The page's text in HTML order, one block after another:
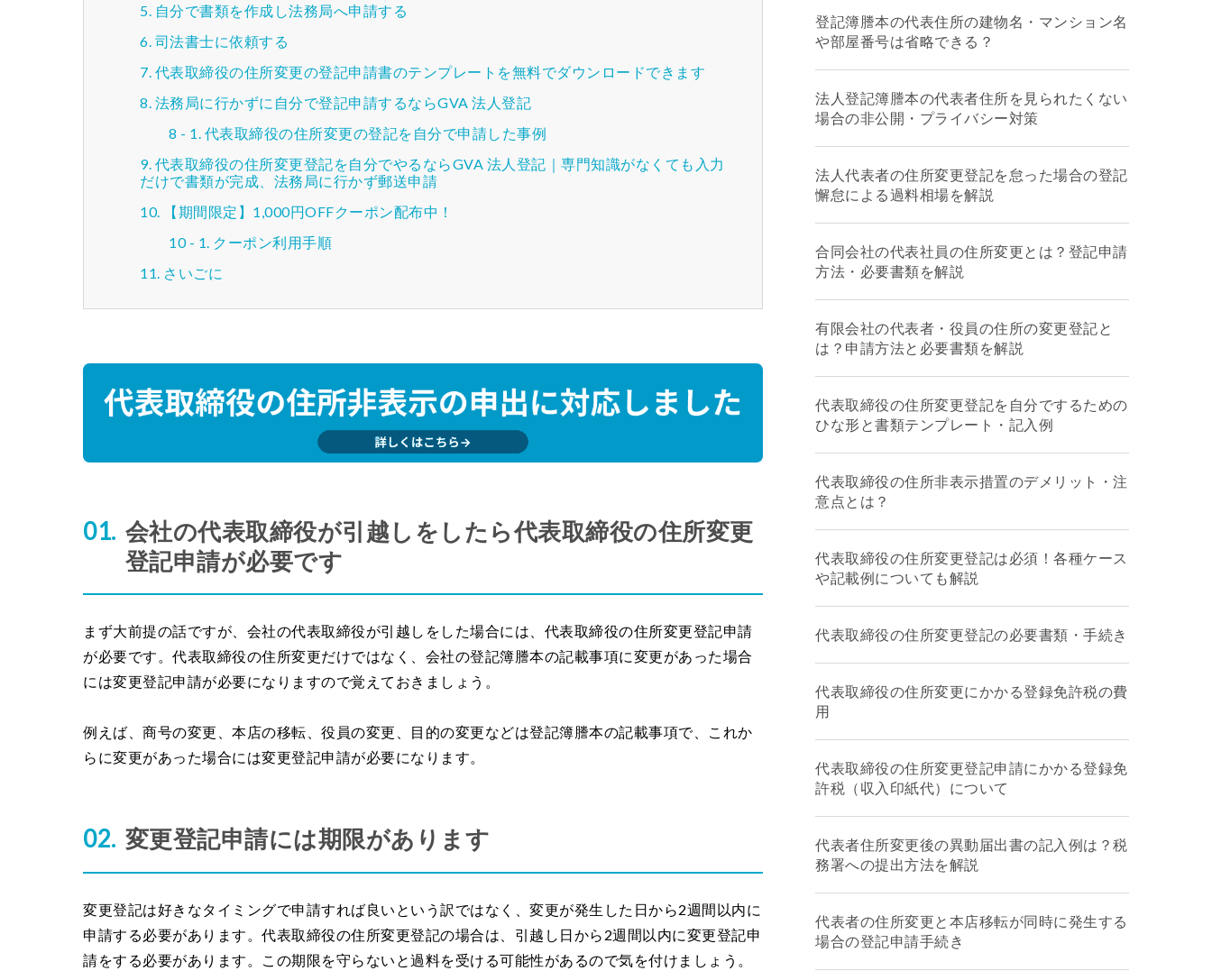
自分で書類を作成し法務局へ申請する
司法書士に依頼する
代表取締役の住所変更の登記申請書のテンプレートを無料でダウンロードできます
法務局に行かずに自分で登記申請するならGVA 法人登記
代表取締役の住所変更の登記を自分で申請した事例
代表取締役の住所変更登記を自分でやるならGVA 法人登記｜専門知識がなくても入力
だけで書類が完成、法務局に行かず郵送申請
【期間限定】1,000円OFFクーポン配布中！
クーポン利用手順
さいごに
会社の代表取締役が引越しをしたら代表取締役の住所変更
登記申請が必要です
まず大前提の話ですが、会社の代表取締役が引越しをした場合には、代表取締役の住所変更登記申請
が必要です。代表取締役の住所変更だけではなく、会社の登記簿謄本の記載事項に変更があった場合
には変更登記申請が必要になりますので覚えておきましょう。
例えば、商号の変更、本店の移転、役員の変更、目的の変更などは登記簿謄本の記載事項で、これか
らに変更があった場合には変更登記申請が必要になります。
変更登記申請には期限があります
変更登記は好きなタイミングで申請すれば良いという訳ではなく、変更が発生した日から2週間以内に
申請する必要があります。代表取締役の住所変更登記の場合は、引越し日から2週間以内に変更登記申
請をする必要があります。この期限を守らないと過料を受ける可能性があるので気を付けましょう。
登記簿謄本の代表住所の建物名・マンション名
や部屋番号は省略できる？
法人登記簿謄本の代表者住所を見られたくない
場合の非公開・プライバシー対策
法人代表者の住所変更登記を怠った場合の登記
懈怠による過料相場を解説
合同会社の代表社員の住所変更とは？登記申請
方法・必要書類を解説
有限会社の代表者・役員の住所の変更登記と
は？申請方法と必要書類を解説
代表取締役の住所変更登記を自分でするための
ひな形と書類テンプレート・記入例
代表取締役の住所非表示措置のデメリット・注
意点とは？
代表取締役の住所変更登記は必須！各種ケース
や記載例についても解説
代表取締役の住所変更登記の必要書類・手続き
代表取締役の住所変更にかかる登録免許税の費
用
代表取締役の住所変更登記申請にかかる登録免
許税（収入印紙代）について
代表者住所変更後の異動届出書の記入例は？税
務署への提出方法を解説
代表者の住所変更と本店移転が同時に発生する
場合の登記申請手続き